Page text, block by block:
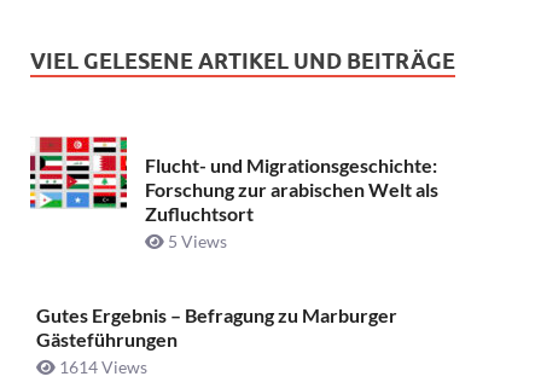
VIEL GELESENE ARTIKEL UND BEITRÄGE
Flucht- und Migrationsgeschichte:
Forschung zur arabischen Welt als
Zufluchtsort
5 Views
Gutes Ergebnis – Befragung zu Marburger
Gästeführungen
1614 Views